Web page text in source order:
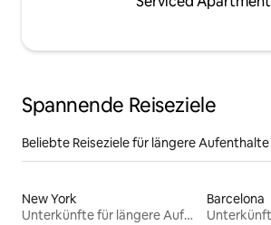
Spannende Reiseziele
Beliebte Reiseziele für längere Aufenthalte
New York
Unterkünfte für längere Aufenthalte
Barcelona